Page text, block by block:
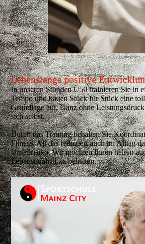
Lebenslange positive
In unseren Stunden Ü50 trainieren Sie in
Tempo und bauen Stück für Stück eine
Grundlage auf. Ganz ohne
sich selbst.
Durch das Training behalten Sie
Fitness. All das reduziert auch im Alltag
Unfallrisiko. Wir möchten Ihnen helfen
Lebensqualität zu behalten.